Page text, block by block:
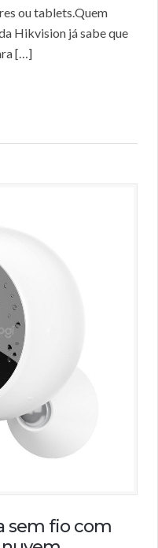
ou tablets.Quem
Hikvision já sabe que
[…]
sem fio com